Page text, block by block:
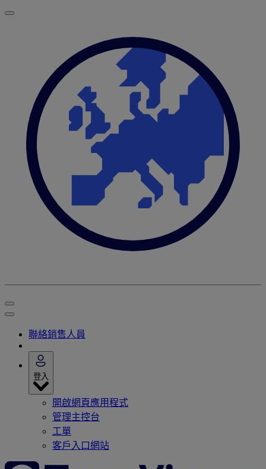
聯絡銷售人員
登入
開啟網頁應用程式
管理主控台
工單
客戶入口網站